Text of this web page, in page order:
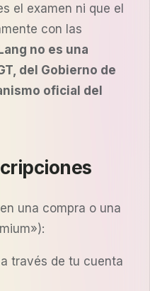
el examen ni que el
con las
no es una
del Gobierno de
oficial del
una compra o una
través de tu cuenta